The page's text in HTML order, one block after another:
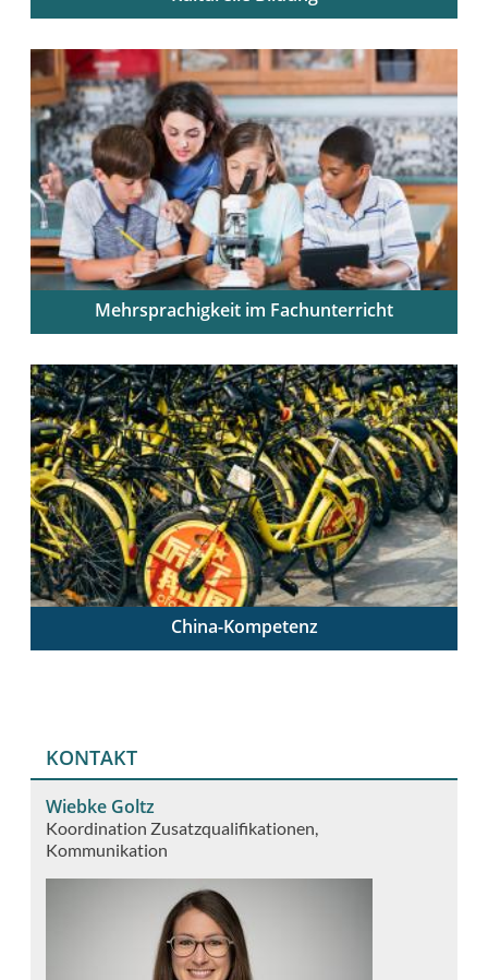
integrieren
Mehrsprachigkeit im Fachunterricht
gestalten
China-Kompetenz
KONTAKT
Wiebke Goltz
Koordination Zusatzqualifikationen
Kommunikation